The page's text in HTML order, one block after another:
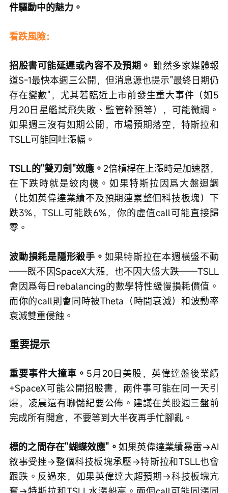
件驅動中的魅力。
看跌風險：
招股書可能延遲或內容不及預期。 雖然多家媒體報
道S-1最快本週三公開，但消息源也提示"最終日期仍
存在變數"，尤其若臨近上市前發生重大事件（如5
月20日星艦試飛失敗、監管幹預等），可能微調。
如果週三沒有如期公開，市場預期落空，特斯拉和
TSLL可能回吐漲幅。
TSLL的"雙刃劍"效應。 2倍槓桿在上漲時是加速器，
在下跌時就是絞肉機。如果特斯拉因爲大盤迴調
（比如英偉達業績不及預期連累整個科技板塊）下
跌3%，TSLL可能跌6%，你的虛值call可能直接歸
零。
波動損耗是隱形殺手。 如果特斯拉在本週橫盤不動
——既不因SpaceX大漲，也不因大盤大跌——TSLL
會因爲每日rebalancing的數學特性緩慢損耗價值。
而你的call則會同時被Theta（時間衰減）和波動率
衰減雙重侵蝕。
重要提示
重要事件大撞車。 5月20日美股，英偉達盤後業績
+SpaceX可能公開招股書，兩件事可能在同一天引
爆，凌晨還有聯儲紀要公佈。建議在美股週三盤前
完成所有開倉，不要等到大半夜再手忙腳亂。
標的之間存在"蝴蝶效應"。 如果英偉達業績暴雷→AI
敘事受挫→整個科技板塊承壓→特斯拉和TSLL也會
跟跌。反過來，如果英偉達大超預期→科技板塊亢